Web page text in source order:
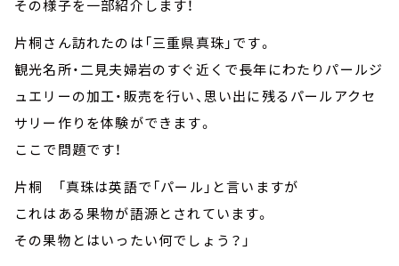
その様子を一部紹介します！
片桐さん訪れたのは「三重県真珠」です。
観光名所・二見夫婦岩のすぐ近くで長年にわたりパールジ
ュエリーの加工・販売を行い、思い出に残るパールアクセ
サリー作りを体験ができます。
ここで問題です！
片桐 「真珠は英語で「パール」と言いますが
これはある果物が語源とされています。
その果物とはいったい何でしょう？」